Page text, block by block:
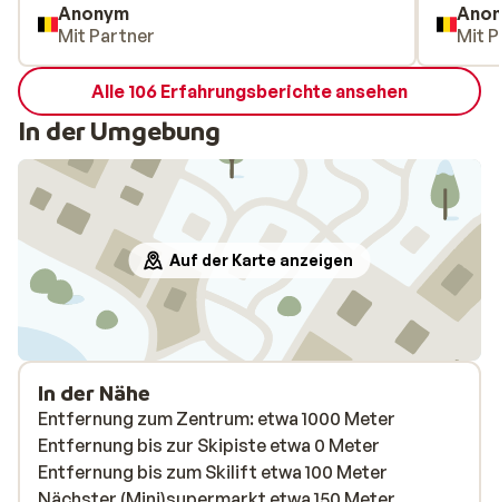
Anonym
Mit Partner
Mit
Alle 106 Erfahrungsberichte ansehen
In der Umgebung
Auf der Karte anzeigen
In der Nähe
Entfernung zum Zentrum: etwa 1000 Meter
Entfernung bis zur Skipiste etwa 0 Meter
Entfernung bis zum Skilift etwa 100 Meter